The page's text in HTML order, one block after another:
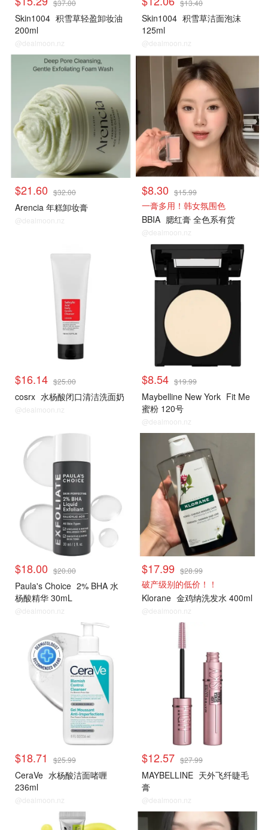
$37.00
Skin1004 积雪草轻盈卸妆油
200ml
@dealmoon.nz
$13.40
Skin1004 积雪草洁面泡沫
125ml
@dealmoon.nz
$21.60 $32.00
Arencia 年糕卸妆膏
@dealmoon.nz
$8.30 $15.99
一膏多用！韩女氛围色
BBIA 腮红膏 全色系有货
@dealmoon.nz
$16.14 $25.00
cosrx 水杨酸闭口清洁洗面奶
@dealmoon.nz
$8.54 $19.99
Maybelline New York Fit Me
蜜粉 120号
@dealmoon.nz
$18.00 $20.00
Paula's Choice 2% BHA 水
杨酸精华 30mL
@dealmoon.nz
$17.99 $28.99
破产级别的低价！！
Klorane 金鸡纳洗发水 400ml
@dealmoon.nz
$18.71 $25.99
CeraVe 水杨酸洁面啫喱
236ml
@dealmoon.nz
$12.57 $27.99
MAYBELLINE 天外飞纤睫毛
膏
@dealmoon.nz